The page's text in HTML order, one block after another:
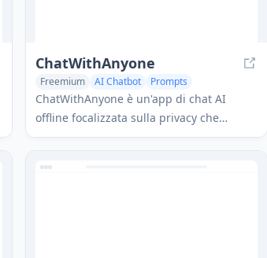
ChatWithAnyone
Freemium AI Chatbot Prompts
ChatWithAnyone è un'app di chat AI
offline focalizzata sulla privacy che
consente agli utenti di creare e interagire